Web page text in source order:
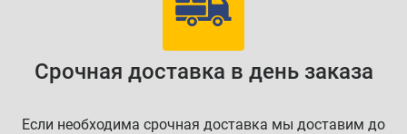
Срочная доставка в день заказа
Если необходима срочная доставка мы доставим до